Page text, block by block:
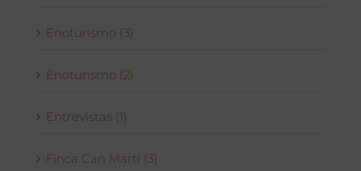
Enoturismo (3)
Enoturismo (2)
Entrevistas (1)
Finca Can Martí (3)